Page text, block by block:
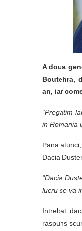
A doua
Boutehra,
an, iar
“Pregatim
in Romania
Pana
Dacia
“Dacia
lucru se va
Intrebat
raspuns